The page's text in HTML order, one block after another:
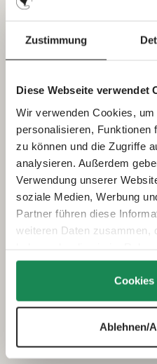
Zustimmung
Diese Webseite verwendet
Wir verwenden Cookies,
personalisieren, Funktionen
zu können und die Zugriffe
analysieren. Außerdem
Verwendung unserer
soziale Medien, Werbung
Partner führen diese
weiteren Daten zusammen,
gesammelt haben.
Cookies
Ablehnen/